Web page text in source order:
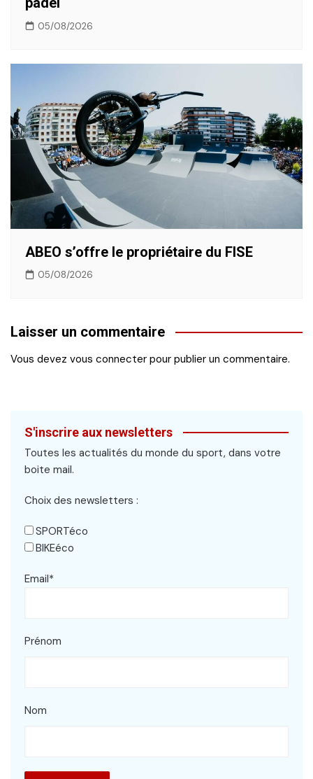
05/08/2026
ABEO s’offre le propriétaire du FISE
05/08/2026
Laisser un commentaire
Vous devez vous connecter pour publier un commentaire.
S'inscrire aux newsletters
Toutes les actualités du monde du sport, dans votre
boite mail.
Choix des newsletters :
SPORTéco
BIKEéco
Email*
Prénom
Nom